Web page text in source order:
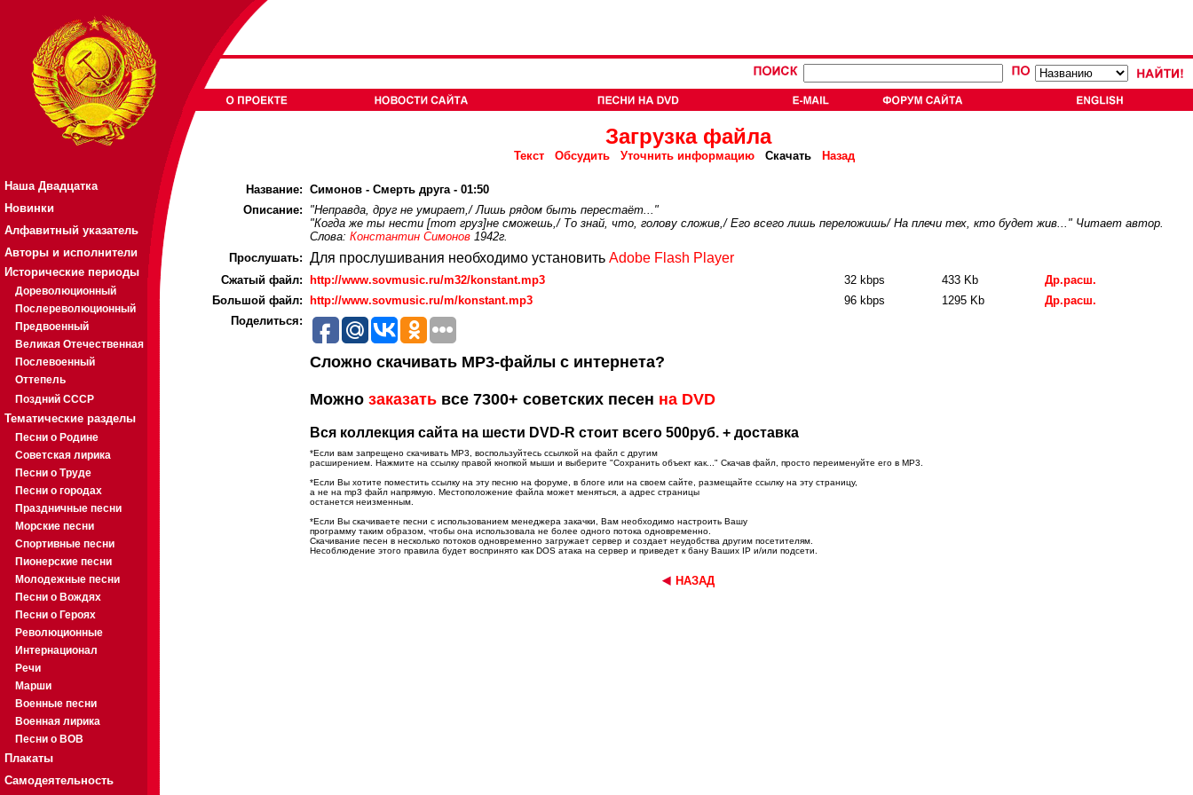
Наша Двадцатка
Новинки
Алфавитный указатель
Авторы и исполнители
Исторические периоды
Дореволюционный
Послереволюционный
Предвоенный
Великая Отечественная
Послевоенный
Оттепель
Поздний СССР
Тематические разделы
Песни о Родине
Советская лирика
Песни о Труде
Песни о городах
Праздничные песни
Морские песни
Спортивные песни
Пионерские песни
Молодежные песни
Песни о Вождях
Песни о Героях
Революционные
Интернационал
Речи
Марши
Военные песни
Военная лирика
Песни о ВОВ
Плакаты
Самодеятельность
Загрузка файла
Текст Обсудить Уточнить информацию Скачать Назад
Название: Симонов - Смерть друга - 01:50
Описание:
"Неправда, друг не умирает,/ Лишь рядом быть перестаёт..."
"Когда же ты нести [тот груз]не сможешь,/ То знай, что, голову сложив,/ Его всего лишь переложишь/ На плечи тех, кто будет жив..." Читает автор.
Слова: Константин Симонов 1942г.
Прослушать: Для прослушивания необходимо установить Adobe Flash Player
Cжатый файл: http://www.sovmusic.ru/m32/konstant.mp3 32 kbps 433 Kb
Др.расш.
Большой файл:
http://www.sovmusic.ru/m/konstant.mp3 96 kbps 1295 Kb
Др.расш.
Поделиться:
Сложно скачивать MP3-файлы с интернета?
Можно заказать все 7300+ советских песен на DVD
Вся коллекция сайта на шести DVD-R стоит всего 500руб. + доставка
*Если вам запрещено скачивать MP3, воспользуйтесь ссылкой на файл с другим
расширением. Нажмите на ссылку правой кнопкой мыши и выберите "Сохранить объект как..." Скачав файл, просто переименуйте его в MP3.
*Если Вы хотите поместить ссылку на эту песню на форуме, в блоге или на своем сайте, размещайте ссылку на эту страницу,
а не на mp3 файл напрямую. Местоположение файла может меняться, а адрес страницы
останется неизменным.
*Если Вы скачиваете песни с использованием менеджера закачки, Вам необходимо настроить Вашу
программу таким образом, чтобы она использовала не более одного потока одновременно.
Скачивание песен в несколько потоков одновременно загружает сервер и создает неудобства другим посетителям.
Несоблюдение этого правила будет воспринято как DOS атака на сервер и приведет к бану Ваших IP и/или подсети.
НАЗАД